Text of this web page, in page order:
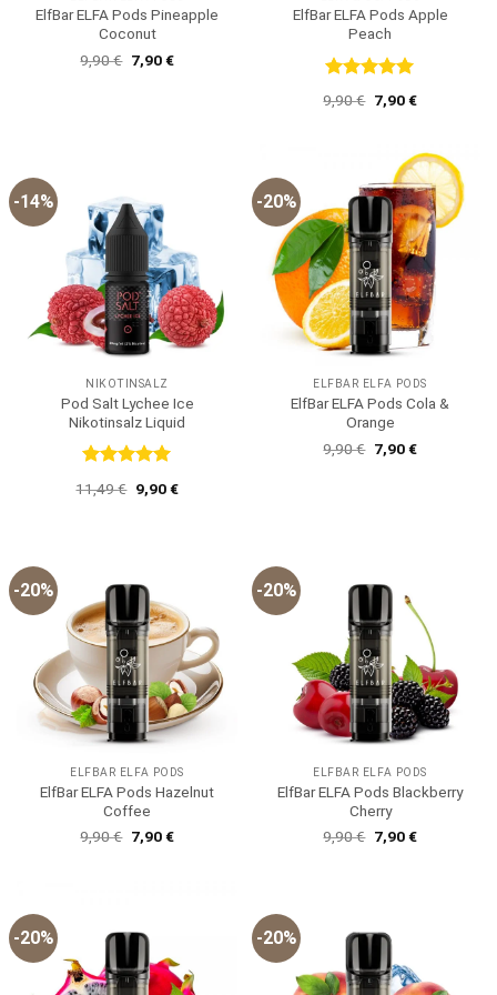
ElfBar ELFA Pods Pineapple
Coconut
9,90€ Ursprünglicher
Preis
7,90€Aktueller
ElfBar ELFA Pods Apple
Peach
Bewertet
mit 5 von
9,90€ Ursprünglicher
Preis
7,90€Aktueller
-14%
NIKOTINSALZ
Pod Salt Lychee Ice
Nikotinsalz Liquid
Bewertet
mit 5von
11,49€ Ursprünglicher
Preis
9,90€Aktueller
-20%
ELFBAR ELFA PODS
ElfBar ELFA Pods Cola &
Orange
9,90€ Ursprünglicher
Preis
7,90€Aktueller
-20%
ELFBAR ELFA PODS
ElfBar ELFA Pods Hazelnut
Coffee
9,90€ Ursprünglicher
Preis
7,90€Aktueller
-20%
ELFBAR ELFA PODS
ElfBar ELFA Pods Blackberry
Cherry
9,90€ Ursprünglicher
Preis
7,90€Aktueller
-20% -20%